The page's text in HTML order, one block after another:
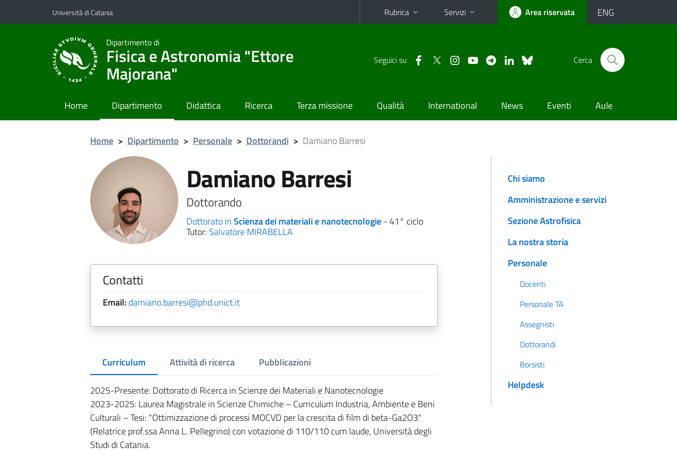
Vai al contenuto principale
Vai al menu di navigazione
Università di Catania Rubrica Servizi Area riservata ENG
Dipartimento di
Fisica e Astronomia "Ettore
Majorana"
Seguici su Cerca
Home Dipartimento Didattica Ricerca Terza missione Qualità International News Eventi Aule
Home > Dipartimento > Personale > Dottorandi > Damiano Barresi
Damiano Barresi
Dottorando
Dottorato inScienza dei materiali e nanotecnologie- 41° ciclo
Tutor: Salvatore MIRABELLA
Contatti
Email:damiano.barresi@phd.unict.it
Curriculum Attività di ricerca Pubblicazioni
2025-Presente: Dottorato di Ricerca in Scienze dei Materiali e Nanotecnologie
2023-2025: Laurea Magistrale in Scienze Chimiche – Curriculum Industria, Ambiente e Beni
Culturali – Tesi: "Ottimizzazione di processi MOCVD per la crescita di film di beta-Ga2O3"
(Relatrice prof.ssa Anna L. Pellegrino) con votazione di 110/110 cum laude, Università degli
Studi di Catania.
Chi siamo
Amministrazione e servizi
Sezione Astrofisica
La nostra storia
Personale
Docenti
Personale TA
Assegnisti
Dottorandi
Borsisti
Helpdesk